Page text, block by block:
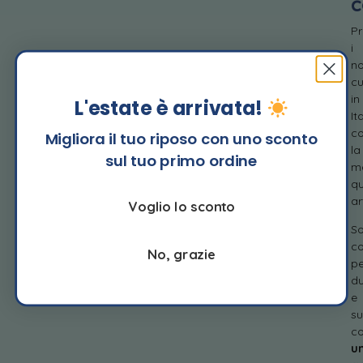
i
in
la
e
L'estate è arrivata!
Migliora il tuo riposo con uno sconto
sul tuo primo ordine
Voglio lo sconto
No, grazie